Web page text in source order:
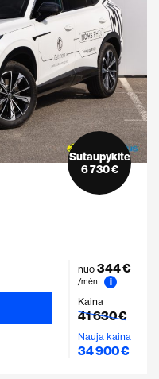
Sutaupykite
6 730 €
nuo 344 €
/mėn
i
Kaina
41 630 €
Nauja kaina
34 900 €